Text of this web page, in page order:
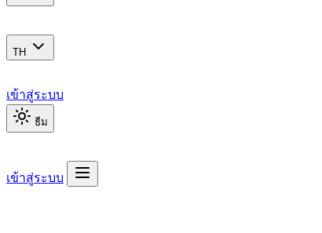
TH
เข้าสู่ระบบ
ธีม
เข้าสู่ระบบ